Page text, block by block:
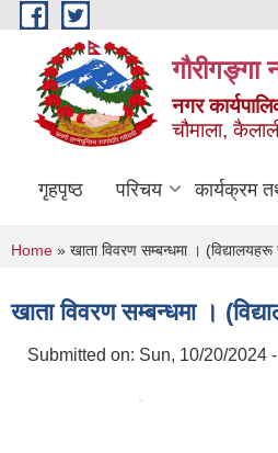
Skip to main content
गौरीगङ्गा
नगर
चौमाला,
गृहपृष्ठ परिचय कार्यक्रम
You are here
Home » खाता विवरण सम्बन्धमा ।
खाता विवरण सम्बन्धमा ।
Submitted on: Sun, 10/20/2024